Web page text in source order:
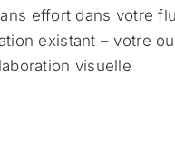
effort dans votre
existant – votre
visuelle